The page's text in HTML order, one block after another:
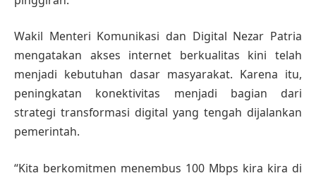
Wakil Menteri Komunikasi dan Digital Nezar Patria
mengatakan akses internet berkualitas kini telah
menjadi kebutuhan dasar masyarakat. Karena itu,
peningkatan konektivitas menjadi bagian dari
strategi transformasi digital yang tengah dijalankan
pemerintah.
“Kita berkomitmen menembus 100 Mbps kira kira di